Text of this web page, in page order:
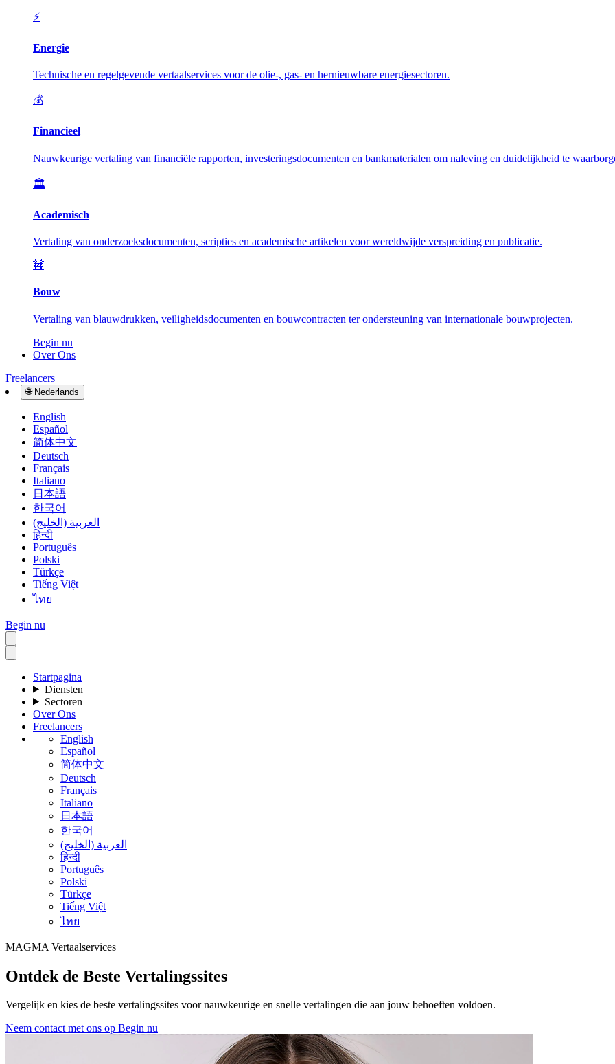
⚡
Energie
Technische en regelgevende vertaalservices voor de olie-, gas- en hernieuwbare energiesectoren.
💰
Financieel
Nauwkeurige vertaling van financiële rapporten, investeringsdocumenten en bankmaterialen om naleving en duidelijkheid te
🏛️
Academisch
Vertaling van onderzoeksdocumenten, scripties en academische artikelen voor wereldwijde verspreiding en publicatie.
🚧
Bouw
Vertaling van blauwdrukken, veiligheidsdocumenten en bouwcontracten ter ondersteuning van internationale bouwprojecten.
Begin nu
Over Ons
Freelancers
🌐 Nederlands
English
Español
简体中文
Deutsch
Français
Italiano
日本語
한국어
العربية (الخليج)
हिन्दी
Português
Polski
Türkçe
Tiếng Việt
ไทย
Begin nu
Startpagina
Diensten
Sectoren
Over Ons
Freelancers
English
Español
简体中文
Deutsch
Français
Italiano
日本語
한국어
العربية (الخليج)
हिन्दी
Português
Polski
Türkçe
Tiếng Việt
ไทย
MAGMA Vertaalservices
Ontdek de Beste Vertalingssites
Vergelijk en kies de beste vertalingssites voor nauwkeurige en snelle vertalingen die aan jouw behoeften voldoen.
Neem contact met ons op Begin nu